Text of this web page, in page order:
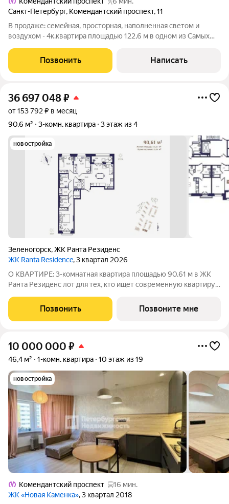
Санкт-Петербург, Комендантский проспект,11
В продаже: семейная, просторная, наполненная светом и
воздухом - 4к.квартира площадью 122,6 м в одном из Самых
Квартира находится на 13 -этаже 16-этaжнoгo кирпичнoго
дoмa. Окна квартиры выходят на
Позвонить Написать
36 697 048₽
от 153 792 ₽ в месяц
90,6 м²
3-комн. квартира 3 этаж из 4
новостройка
Зеленогорск,ЖК Ранта Резиденс
ЖК Ranta Residence, 3 квартал 2026
О КВАРТИРЕ: 3-комнатная квартира площадью 90,61 м в ЖК
Ранта Резиденс лот для тех, кто ищет современную квартиру
панорамные окна, гардеробная, постирочная 2,53 м.
Панорамные окна дают больше
Позвонить Позвоните мне
10 000 000 ₽
46,4 м² 1-комн. квартира 10 этаж из 19
новостройка
Комендантский проспект
16 мин.
ЖК «Новая Каменка», 3 квартал 2018